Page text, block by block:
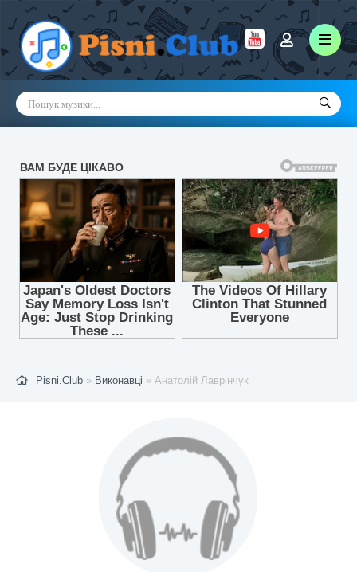
Pisni.Club » Виконавці » Анатолій Лаврінчук